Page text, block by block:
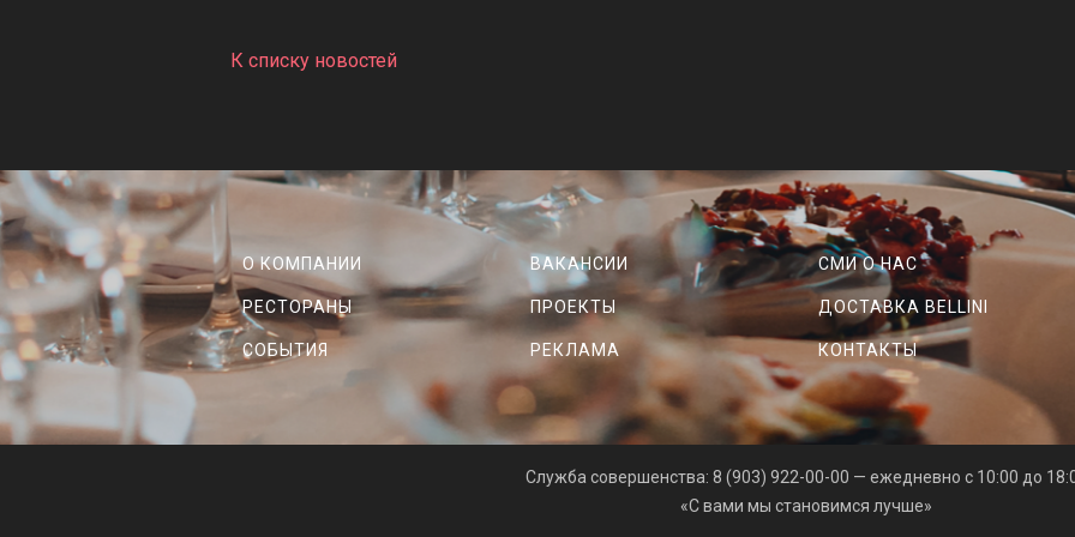
К списку новостей
О КОМПАНИИ ВАКАНСИИ СМИ О НАС
РЕСТОРАНЫ ПРОЕКТЫ ДОСТАВКА BELLINI
СОБЫТИЯ РЕКЛАМА КОНТАКТЫ
Cлужба совершенства: 8 (903) 922-00-00 — ежедневно с 10:00 до
«С вами мы становимся лучше»